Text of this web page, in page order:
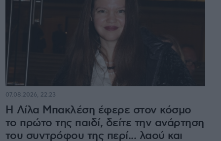
Η Λίλα Μπακλέση έφερε στον κόσμο
το πρώτο της παιδί, δείτε την ανάρτηση
του συντρόφου της περί... λαού και
07.08.2026, 22:23